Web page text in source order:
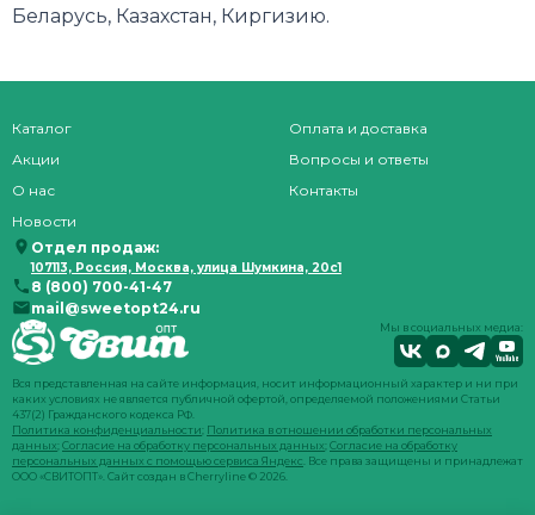
Беларусь, Казахстан, Киргизию.
Каталог
Акции
О нас
Новости
Оплата и доставка
Вопросы и ответы
Контакты
Отдел продаж:
107113, Россия, Москва, улица Шумкина, 20с1
8 (800) 700-41-47
mail@sweetopt24.ru
Мы в социальных медиа:
Вся представленная на сайте информация, носит информационный характер и ни при
каких условиях не является публичной офертой, определяемой положениями Статьи
437(2) Гражданского кодекса РФ.
Политика конфиденциальности; Политика в отношении обработки персональных
данных; Согласие на обработку персональных данных; Согласие на обработку
персональных данных с помощью сервиса Яндекс . Все права защищены и принадлежат
ООО «СВИТОПТ». Сайт создан вCherryline© 2026.